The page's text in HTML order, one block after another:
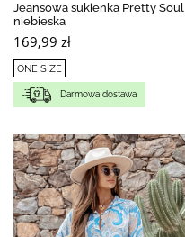
Jeansowa sukienka Pretty Soul
niebieska
169,99 zł
ONE SIZE
Darmowa dostawa